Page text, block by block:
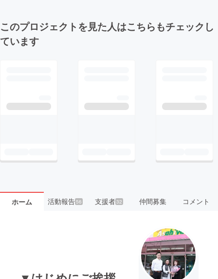
このプロジェクトを見た人はこちらもチェックし
ています
ホーム 活動報告56 支援者32 仲間募集 コメント